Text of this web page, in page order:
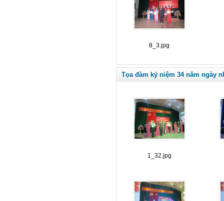
8_3.jpg
Tọa đàm kỷ niệm 34 năm ngày
1_32.jpg